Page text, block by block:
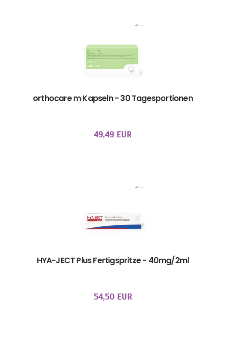
orthocare m Kapseln - 30 Tagesportionen
49,49 EUR
HYA-JECT Plus Fertigspritze - 40mg/2ml
54,50 EUR